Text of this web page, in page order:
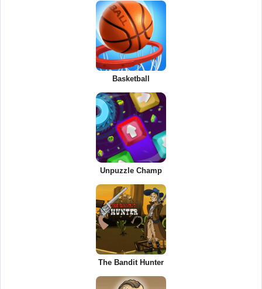
Basketball
Unpuzzle Champ
The Bandit Hunter